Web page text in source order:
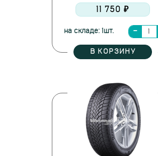
11 750 ₽
на складе: 1шт.
В КОРЗИНУ